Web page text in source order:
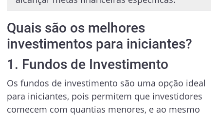
Quais são os melhores
investimentos para iniciantes?
1. Fundos de Investimento
Os fundos de investimento são uma opção ideal
para iniciantes, pois permitem que investidores
comecem com quantias menores, e ao mesmo